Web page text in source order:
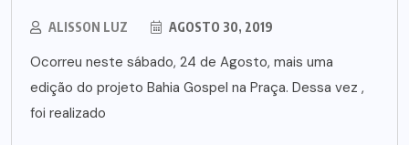
ALISSON LUZ AGOSTO 30, 2019
Ocorreu neste sábado, 24 de Agosto, mais uma
edição do projeto Bahia Gospel na Praça. Dessa vez ,
foi realizado